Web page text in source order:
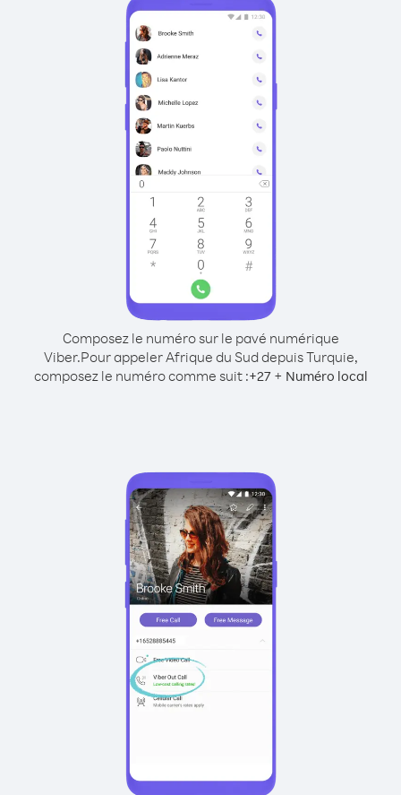
Composez le numéro sur le pavé numérique
Viber.Pour appeler Afrique du Sud depuis Turquie,
composez le numéro comme suit :+27+ Numéro local